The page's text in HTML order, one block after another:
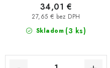
Skladom (3 ks)
27,65 € bez DPH
34,01 €